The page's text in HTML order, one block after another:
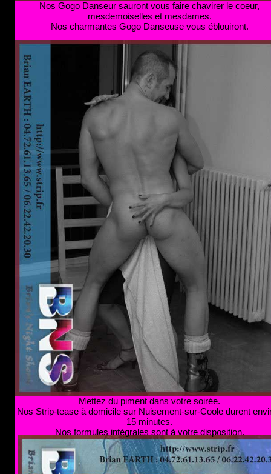
Nos Gogo Danseur sauront vous faire chavirer le coeur,
mesdemoiselles et mesdames.
Nos charmantes Gogo Danseuse vous éblouiront.
Mettez du piment dans votre soirée.
Nos Strip-tease à domicile sur Nuisement-sur-Coole durent
15 minutes.
Nos formules intégrales sont à votre disposition.